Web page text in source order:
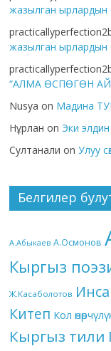
жазылган ырлардын
жазылган ырлардын
“АЛМА ӨСПӨГӨН
Nusya on Мадина
Нұрлан on Эки
Султанали onУлуу
Белгилер
А.Абыкаев А.Осмонов
Кыргыз
Ж.Касаболотов
Китеп Кол
Кыргыз тили